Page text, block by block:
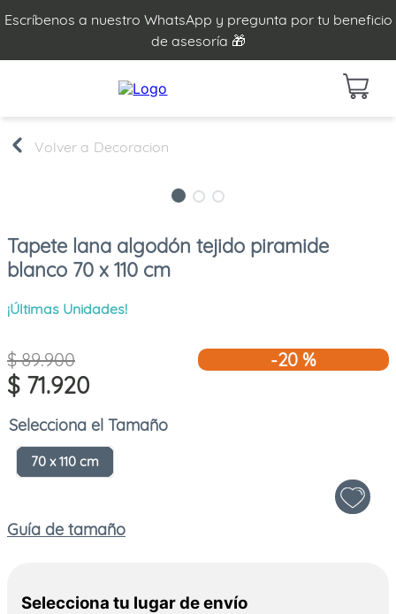
Escríbenos a nuestro WhatsApp y pregunta por tu beneficio
de asesoría 🎁
Decoracion
Tapete lana algodón tejido piramide
blanco 70 x 110 cm
¡Últimas Unidades!
$ 89.900
$ 71.920
-20 %
Tamaño
70 x 110 cm
Guía de tamaño
Selecciona tu lugar de envío